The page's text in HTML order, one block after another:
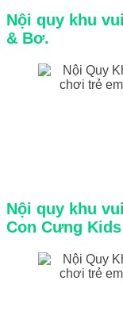
Nội quy khu
& Bơ.
Nội quy khu
Con Cưng Kids